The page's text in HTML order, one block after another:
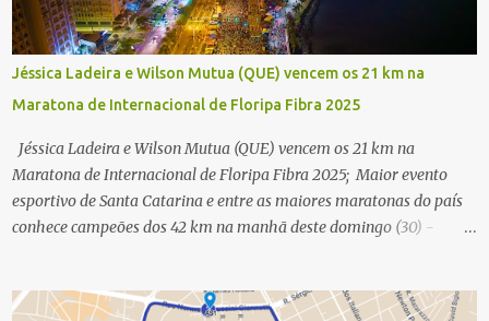
Jéssica Ladeira e Wilson Mutua (QUE) vencem os 21 km na
Maratona de Internacional de Floripa Fibra 2025
Jéssica Ladeira e Wilson Mutua (QUE) vencem os 21 km na
Maratona de Internacional de Floripa Fibra 2025; Maior evento
esportivo de Santa Catarina e entre as maiores maratonas do país
conhece campeões dos 42 km na manhã deste domingo (30) -
Floripa Fibra 2025. Na manhã deste sábado (30) foram conhecidos